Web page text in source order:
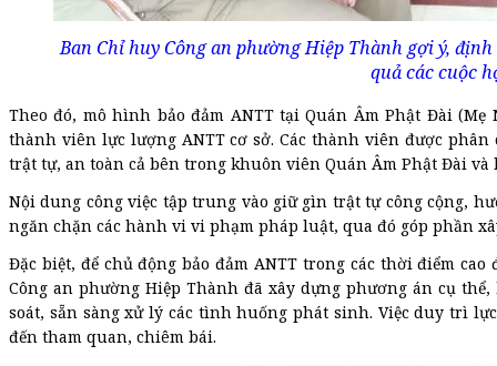
Ban Chỉ huy Công an phường Hiệp Thành gợi ý,
quả các cuộc
Theo đó, mô hình bảo đảm ANTT tại Quán Âm Phật Đài
thành viên lực lượng ANTT cơ sở. Các thành viên được
trật tự, an toàn cả bên trong khuôn viên Quán Âm Phật Đài
Nội dung công việc tập trung vào giữ gìn trật tự công cộng,
ngăn chặn các hành vi vi phạm pháp luật, qua đó góp phần
Đặc biệt, để chủ động bảo đảm ANTT trong các thời điểm
Công an phường Hiệp Thành đã xây dựng phương án cụ
soát, sẵn sàng xử lý các tình huống phát sinh. Việc duy trì
đến tham quan, chiêm bái.